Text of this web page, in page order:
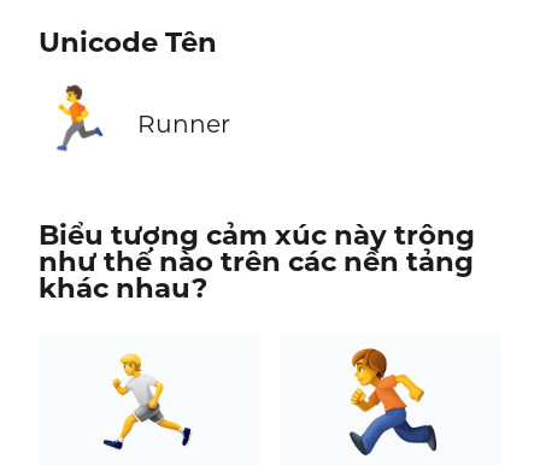
Unicode Tên
🏃 Runner
Biểu tượng cảm xúc này trông
như thế nào trên các nền tảng
khác nhau?